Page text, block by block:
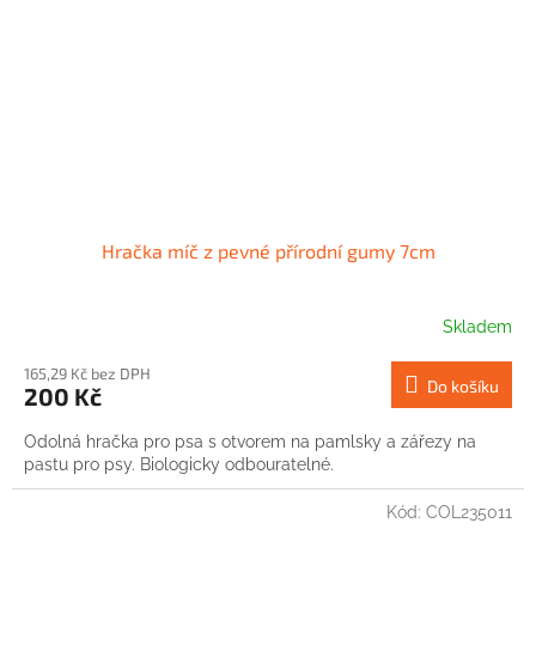
Hračka míč z pevné přírodní gumy 7cm
Skladem
165,29 Kč bez DPH
200 Kč Do košíku
Odolná hračka pro psa s otvorem na pamlsky a zářezy na
pastu pro psy. Biologicky odbouratelné.
Kód: COL235011